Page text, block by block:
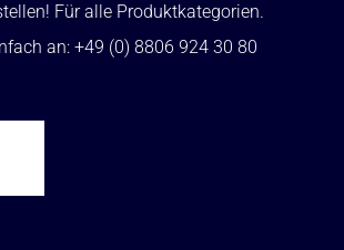
Für alle Produktkategorien.
an: +49 (0) 8806 924 30 80